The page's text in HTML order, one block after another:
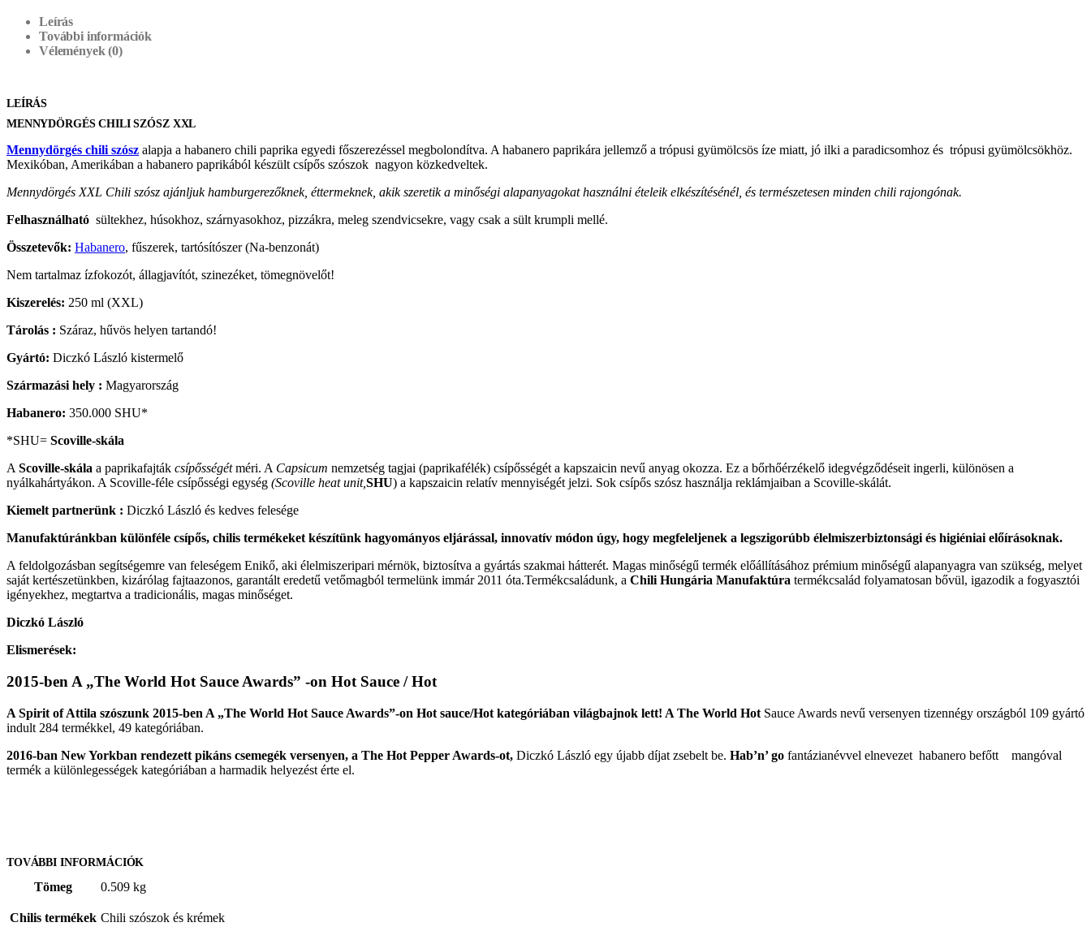
Leírás
További információk
Vélemények (0)
LEÍRÁS
MENNYDÖRGÉS CHILI SZÓSZ XXL
Mennydörgés chili szósz alapja a habanero chili paprika egyedi főszerezéssel megbolondítva. A habanero paprikára jellemző a trópusi gyümölcsös íze miatt, jó ilki a paradicsomhoz és trópusi gyümölcsökhöz.
Mexikóban, Amerikában a habanero paprikából készült csípős szószok nagyon közkedveltek.
Mennydörgés XXL Chili szósz ajánljuk hamburgerezőknek, éttermeknek, akik szeretik a minőségi alapanyagokat használni ételeik elkészítésénél, és természetesen minden chili rajongónak.
Felhasználható sültekhez, húsokhoz, szárnyasokhoz, pizzákra, meleg szendvicsekre, vagy csak a sült krumpli mellé.
Összetevők: Habanero, fűszerek, tartósítószer (Na-benzonát)
Nem tartalmaz ízfokozót, állagjavítót, szinezéket, tömegnövelőt!
Kiszerelés: 250 ml (XXL)
Tárolás : Száraz, hűvös helyen tartandó!
Gyártó: Diczkó László kistermelő
Származási hely : Magyarország
Habanero: 350.000 SHU*
*SHU= Scoville-skála
AScoville-skála a paprikafajták csípősségétméri. A Capsicum nemzetség tagjai (paprikafélék) csípősségét a kapszaicin nevű anyag okozza. Ez a bőrhőérzékelő idegvégződéseit ingerli, különösen a
nyálkahártyákon. A Scoville-féle csípősségi egység (Scoville heat unit,SHU) a kapszaicin relatív mennyiségét jelzi. Sok csípős szósz használja reklámjaiban a Scoville-skálát.
Kiemelt partnerünk : Diczkó László és kedves felesége
Manufaktúránkban különféle csípős, chilis termékeket készítünk hagyományos eljárással, innovatív módon úgy, hogy megfeleljenek a legszigorúbb élelmiszerbiztonsági és higiéniai előírásoknak.
A feldolgozásban segítségemre van feleségem Enikő, aki élelmiszeripari mérnök, biztosítva a gyártás szakmai hátterét. Magas minőségű termék előállításához prémium minőségű alapanyagra van szükség, melyet
saját kertészetünkben, kizárólag fajtaazonos, garantált eredetű vetőmagból termelünk immár 2011 óta.Termékcsaládunk, a Chili Hungária Manufaktúra termékcsalád folyamatosan bővül, igazodik a fogyasztói
igényekhez, megtartva a tradicionális, magas minőséget.
Diczkó László
Elismerések:
2015-ben A „The World Hot Sauce Awards” -on Hot Sauce / Hot
A Spirit of Attila szószunk 2015-ben A „The World Hot Sauce Awards”-on Hot sauce/Hot kategóriában világbajnok lett! A The World Hot Sauce Awards nevű versenyen tizennégy országból 109 gyártó
indult 284 termékkel, 49 kategóriában.
2016-ban New Yorkban rendezett pikáns csemegék versenyen, a The Hot Pepper Awards-ot, Diczkó László egy újabb díjat zsebelt be. Hab’n’ go fantázianévvel elnevezet habanero befőtt mangóval
termék a különlegességek kategóriában a harmadik helyezést érte el.
TOVÁBBI INFORMÁCIÓK
Tömeg 0.509 kg
Chilis termékek Chili szószok és krémek